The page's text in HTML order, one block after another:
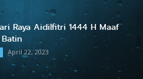
Raya Aidilfitri 1444 H Maaf
April 22, 2023